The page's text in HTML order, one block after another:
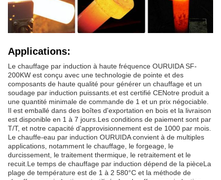
Applications:
Le chauffage par induction à haute fréquence OURUIDA SF-
200KW est conçu avec une technologie de pointe et des
composants de haute qualité pour générer un chauffage et un
soudage par induction puissants.et est certifié CENotre produit a
une quantité minimale de commande de 1 et un prix négociable.
Il est emballé dans des boîtes d'exportation en bois et la livraison
est disponible en 1 à 7 jours.Les conditions de paiement sont par
T/T, et notre capacité d'approvisionnement est de 1000 par mois.
Le chauffe-eau par induction OURUIDA convient à de multiples
applications, notamment le chauffage, le forgeage, le
durcissement, le traitement thermique, le retraitement et le
recuit.Le temps de chauffage par induction dépend de la pièceLa
plage de température est de 1 à 2 580°C et la méthode de